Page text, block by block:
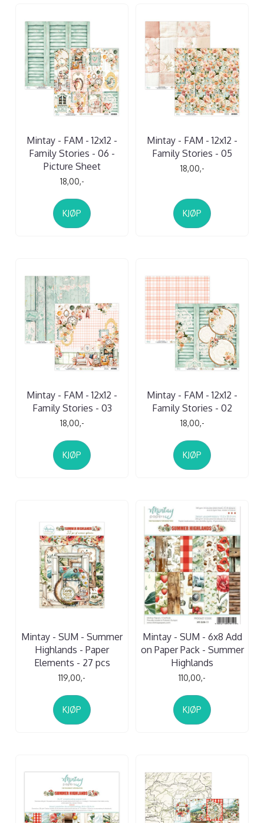
Mintay - FAM - 12x12 -
Family Stories - 06 -
Picture Sheet
18,00,-
KJØP
Mintay - FAM - 12x12 -
Family Stories - 05
18,00,-
KJØP
Mintay - FAM - 12x12 -
Family Stories - 03
18,00,-
KJØP
Mintay - FAM - 12x12 -
Family Stories - 02
18,00,-
KJØP
Mintay - SUM - Summer
Highlands - Paper
Elements - 27 pcs
119,00,-
KJØP
Mintay - SUM - 6x8 Add
on Paper Pack - Summer
Highlands
110,00,-
KJØP